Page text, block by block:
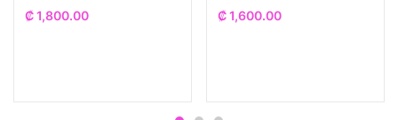
₡1,800.00
₡1,600.00